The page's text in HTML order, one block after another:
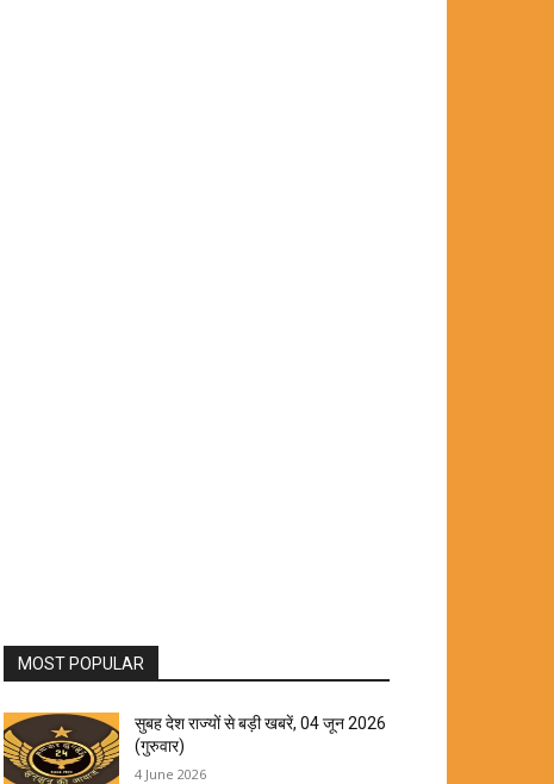
MOST POPULAR
सुबह देश राज्यों से बड़ी खबरें, 04 जून 2026
(गुरुवार)
4 June 2026